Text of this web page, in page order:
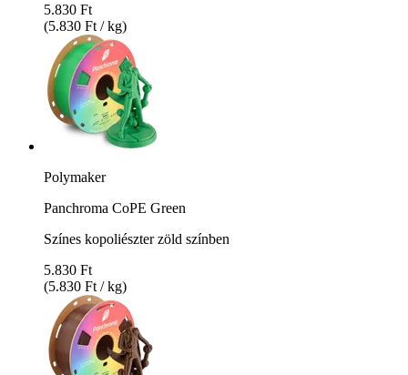
5.830 Ft
(5.830 Ft / kg)
Polymaker
Panchroma CoPE Green
Színes kopoliészter zöld színben
5.830 Ft
(5.830 Ft / kg)